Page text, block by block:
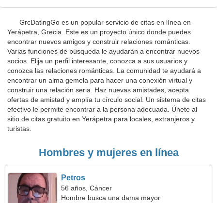
GrcDatingGo es un popular servicio de citas en línea en
Yerápetra, Grecia. Este es un proyecto único donde puedes
encontrar nuevos amigos y construir relaciones románticas.
Varias funciones de búsqueda le ayudarán a encontrar nuevos
socios. Elija un perfil interesante, conozca a sus usuarios y
conozca las relaciones románticas. La comunidad te ayudará a
encontrar un alma gemela para hacer una conexión virtual y
construir una relación seria. Haz nuevas amistades, acepta
ofertas de amistad y amplía tu círculo social. Un sistema de citas
efectivo le permite encontrar a la persona adecuada. Únete al
sitio de citas gratuito en Yerápetra para locales, extranjeros y
turistas.
Hombres y mujeres en línea
Petros
56 años, Cáncer
Hombre busca una dama mayor